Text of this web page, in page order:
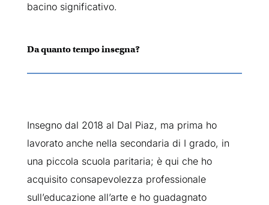
bacino significativo.
Da quanto tempo insegna?
Insegno dal 2018 al Dal Piaz, ma prima ho
lavorato anche nella secondaria di I grado, in
una piccola scuola paritaria; è qui che ho
acquisito consapevolezza professionale
sull’educazione all’arte e ho guadagnato